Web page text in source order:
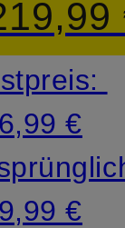
€
€